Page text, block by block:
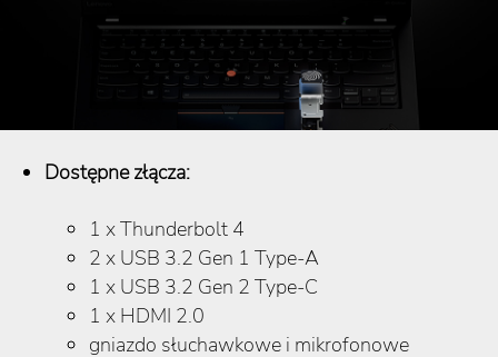
Dostępne złącza:
1 x Thunderbolt 4
2 x USB 3.2 Gen 1 Type-A
1 x USB 3.2 Gen 2 Type-C
1 x HDMI 2.0
gniazdo słuchawkowe i mikrofonowe